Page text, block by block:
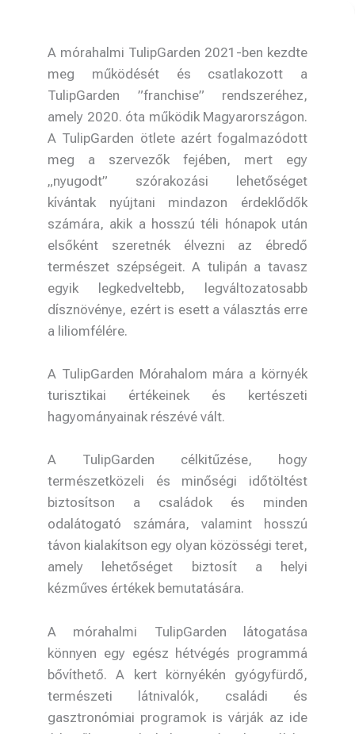
A mórahalmi TulipGarden 2021-ben kezdte
meg működését és csatlakozott a
TulipGarden ”franchise” rendszeréhez,
amely 2020. óta működik Magyarországon.
A TulipGarden ötlete azért fogalmazódott
meg a szervezők fejében, mert egy
„nyugodt” szórakozási lehetőséget
kívántak nyújtani mindazon érdeklődők
számára, akik a hosszú téli hónapok után
elsőként szeretnék élvezni az ébredő
természet szépségeit. A tulipán a tavasz
egyik legkedveltebb, legváltozatosabb
dísznövénye, ezért is esett a választás erre
a liliomfélére.
A TulipGarden Mórahalom mára a környék
turisztikai értékeinek és kertészeti
hagyományainak részévé vált.
A TulipGarden célkitűzése, hogy
természetközeli és minőségi időtöltést
biztosítson a családok és minden
odalátogató számára, valamint hosszú
távon kialakítson egy olyan közösségi teret,
amely lehetőséget biztosít a helyi
kézműves értékek bemutatására.
A mórahalmi TulipGarden látogatása
könnyen egy egész hétvégés programmá
bővíthető. A kert környékén gyógyfürdő,
természeti látnivalók, családi és
gasztronómiai programok is várják az ide